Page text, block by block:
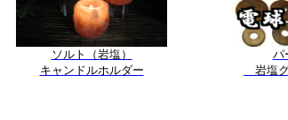
ソルト（岩塩）
キャンドルホルダー
パ
岩塩